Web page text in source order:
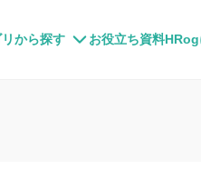
から探す お役立ち資料HRog